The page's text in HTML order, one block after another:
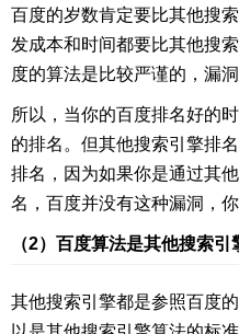
百度的岁数肯定要比其他搜
发成本和时间都要比其他搜
度的算法是比较严谨的，漏
所以，当你的百度排名好的
的排名。但其他搜索引擎排
排名，因为如果你是通过其
名，百度并没有这种漏洞，
（2）百度算法是其他搜索
其他搜索引擎都是参照百度